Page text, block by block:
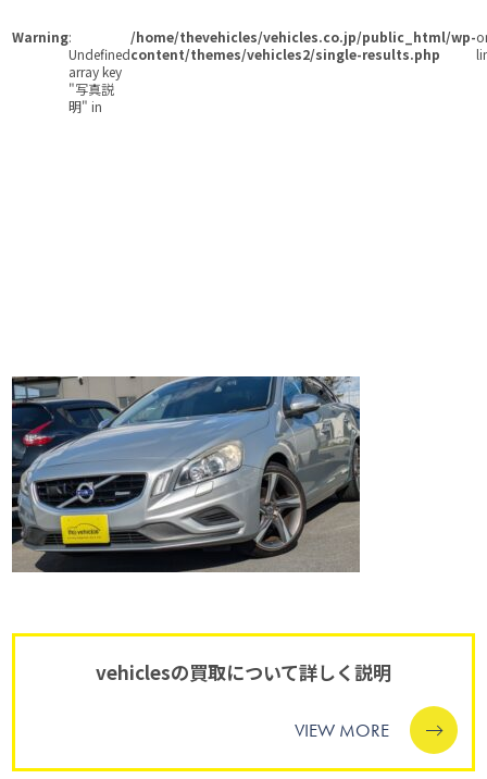
Warning:
Undefined
array key
"写真説
明" in
/home/thevehicles/vehicles.co.jp/public_html/wp-
content/themes/vehicles2/single-results.php
vehiclesの買取について詳しく説明
VIEW MORE